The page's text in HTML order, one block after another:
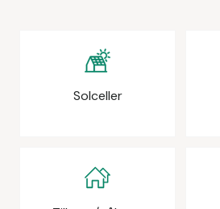
Solceller